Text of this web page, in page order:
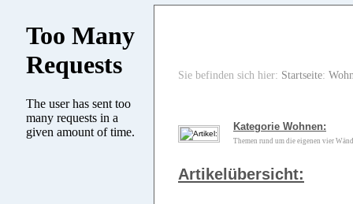
Sie befinden sich hier: Startseite:
Kategorie Wohnen:
Themen rund um die eigenen vier
Artikelübersicht: